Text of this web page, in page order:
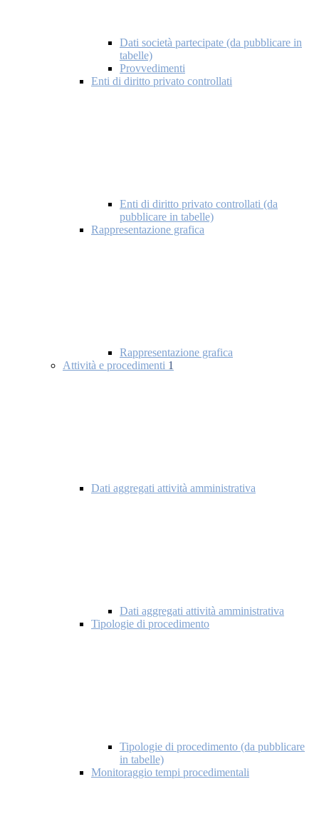
Dati società partecipate (da pubblicare in
tabelle)
Provvedimenti
Enti di diritto privato controllati
Enti di diritto privato controllati (da
pubblicare in tabelle)
Rappresentazione grafica
Rappresentazione grafica
Attività e procedimenti 1
Dati aggregati attività amministrativa
Dati aggregati attività amministrativa
Tipologie di procedimento
Tipologie di procedimento (da pubblicare
in tabelle)
Monitoraggio tempi procedimentali